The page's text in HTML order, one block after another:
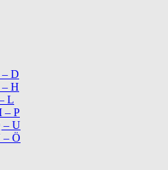
D
H
L
– P
– U
– Ö